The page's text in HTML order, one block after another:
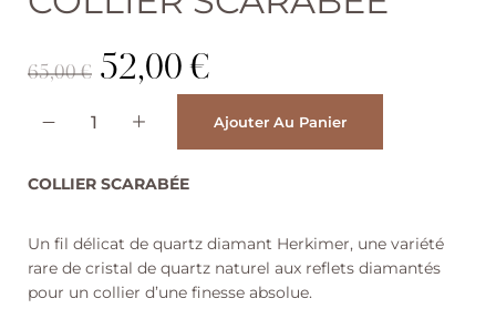
65,00€ 52,00€
Ajouter Au Panier
r
t
i
v
e
COLLIER SCARABÉE
Un fil délicat de quartz diamant Herkimer, une variété
rare de cristal de quartz naturel aux reflets diamantés
pour un collier d’une finesse absolue.